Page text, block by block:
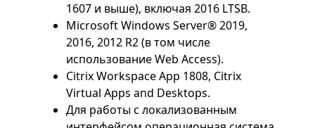
1607 и выше), включая 2016 LTSB.
Microsoft Windows Server® 2019,
2016, 2012 R2 (в том числе
использование Web Access).
Citrix Workspace App 1808, Citrix
Virtual Apps and Desktops.
Для работы с локализованным